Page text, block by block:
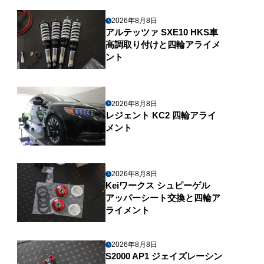
2026年8月8日
アルテッツァ SXE10 HKS車
高調取り付けと四輪アライメ
ント
2026年8月8日
レジェント KC2 四輪アライ
メント
2026年8月8日
Keiワークス シュピーゲル
アッパーシート交換と四輪ア
ライメント
2026年8月8日
S2000 AP1 ジェイズレーシン